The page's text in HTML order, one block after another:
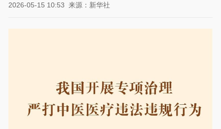
2026-05-15 10:53 来源：新华社